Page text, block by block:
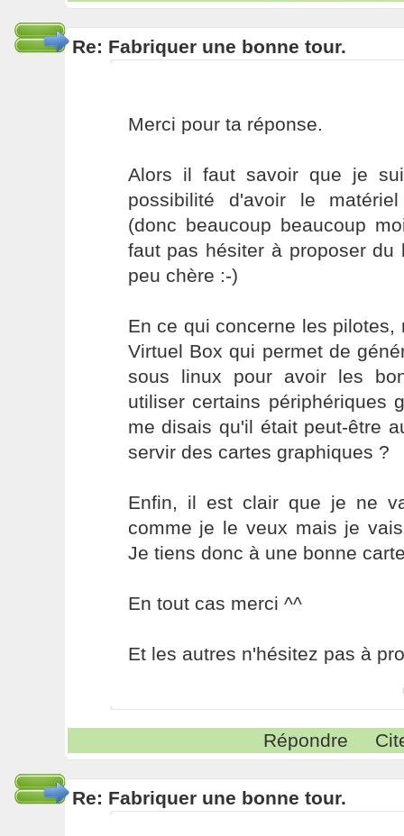
Re: Fabriquer une bonne tour.
Merci pour ta réponse.
Alors il faut savoir que je
possibilité d'avoir le
(donc beaucoup beaucoup
faut pas hésiter à proposer
peu chère :-)
En ce qui concerne les pilotes,
Virtuel Box qui permet de
sous linux pour avoir les
utiliser certains périphériques
me disais qu'il était peut-être
servir des cartes graphiques ?
Enfin, il est clair que je ne
comme je le veux mais je
Je tiens donc à une bonne
En tout cas merci ^^
Et les autres n'hésitez pas à
Répondre
Re: Fabriquer une bonne tour.